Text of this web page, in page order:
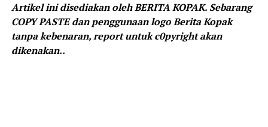
Artikel ini disediakan oleh BERITA KOPAK. Sebarang
COPY PASTE dan penggunaan logo Berita Kopak
tanpa kebenaran, report untuk c0pyright akan
dikenakan..